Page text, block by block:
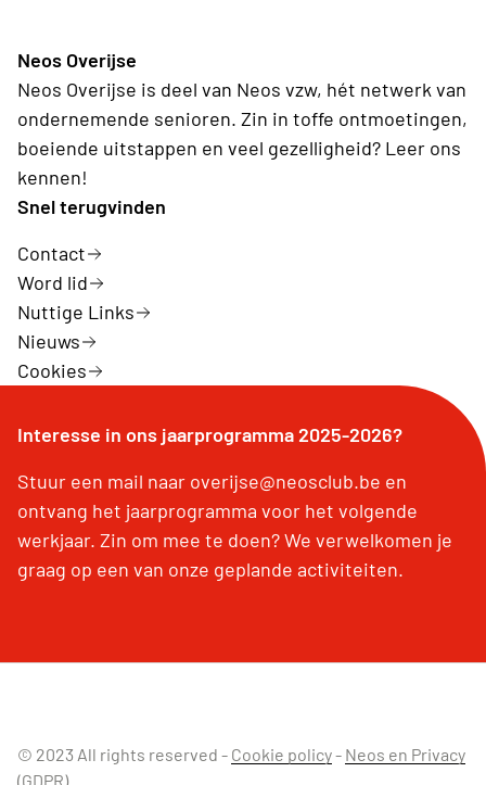
Neos Overijse
Neos Overijse is deel van Neos vzw, hét netwerk van
ondernemende senioren. Zin in toffe ontmoetingen,
boeiende uitstappen en veel gezelligheid? Leer ons
kennen!
Snel terugvinden
Contact
Word lid
Nuttige Links
Nieuws
Cookies
Interesse in ons jaarprogramma 2025-2026?
Stuur een mail naar overijse@neosclub.be en
ontvang het jaarprogramma voor het volgende
werkjaar. Zin om mee te doen? We verwelkomen je
graag op een van onze geplande activiteiten.
© 2023 All rights reserved - Cookie policy- Neos en Privacy
(GDPR)